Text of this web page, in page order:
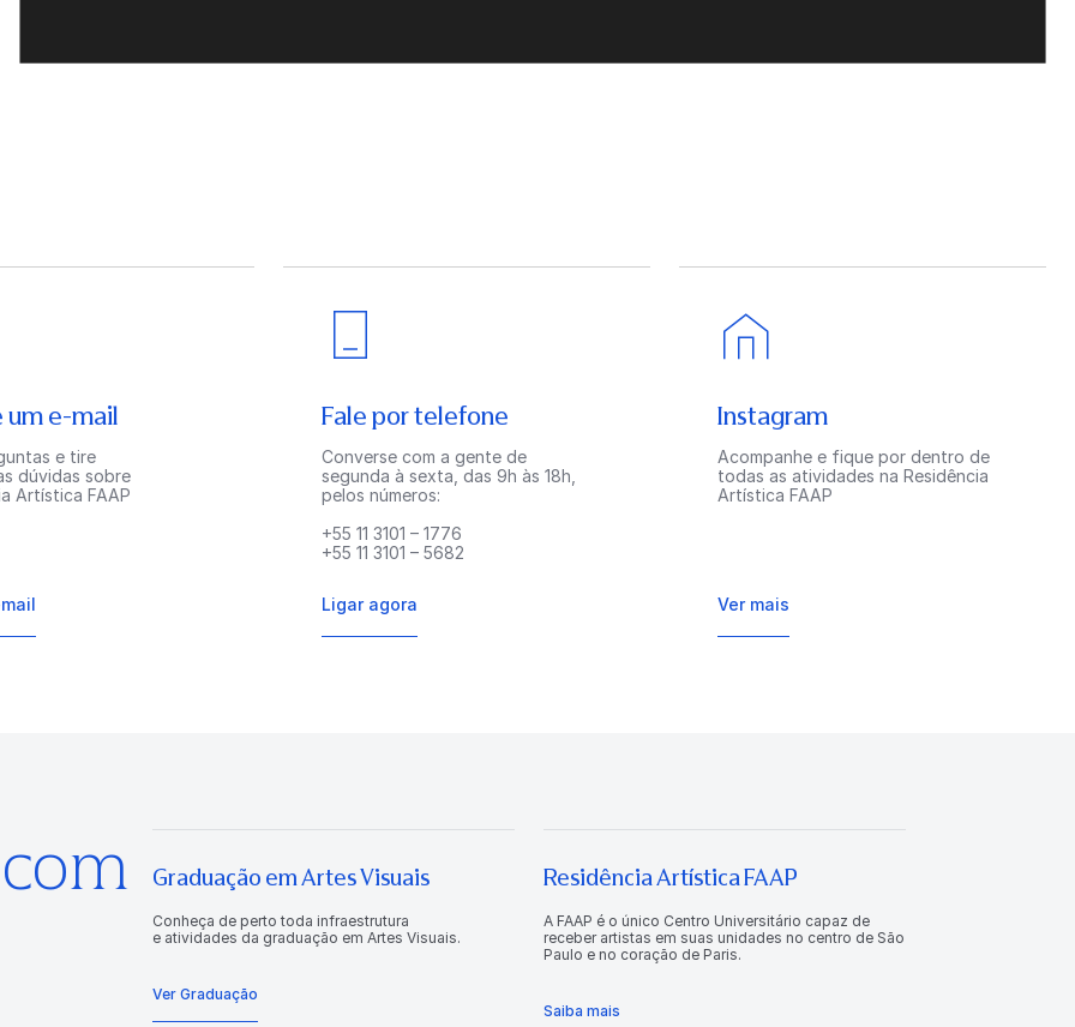
um e-mail
e tire
dúvidas sobre
Artística FAAP
Fale por telefone
Converse com a gente de
segunda à sexta, das 9h às 18h,
pelos números:
+55 11 3101 – 1776
+55 11 3101 – 5682
Ligar agora
Instagram
Acompanhe e fique por dentro de
todas as atividades na Residência
Artística FAAP
Ver mais
Graduação em Artes Visuais
Conheça de perto toda infraestrutura
e atividades da graduação em Artes Visuais.
Ver Graduação
Residência Artística FAAP
A FAAP é o único Centro Universitário capaz de
receber artistas em suas unidades no centro de São
Paulo e no coração de Paris.
Saiba mais